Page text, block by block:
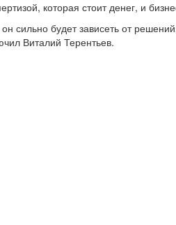
которая стоит денег, и
сильно будет зависеть от
Виталий Терентьев.